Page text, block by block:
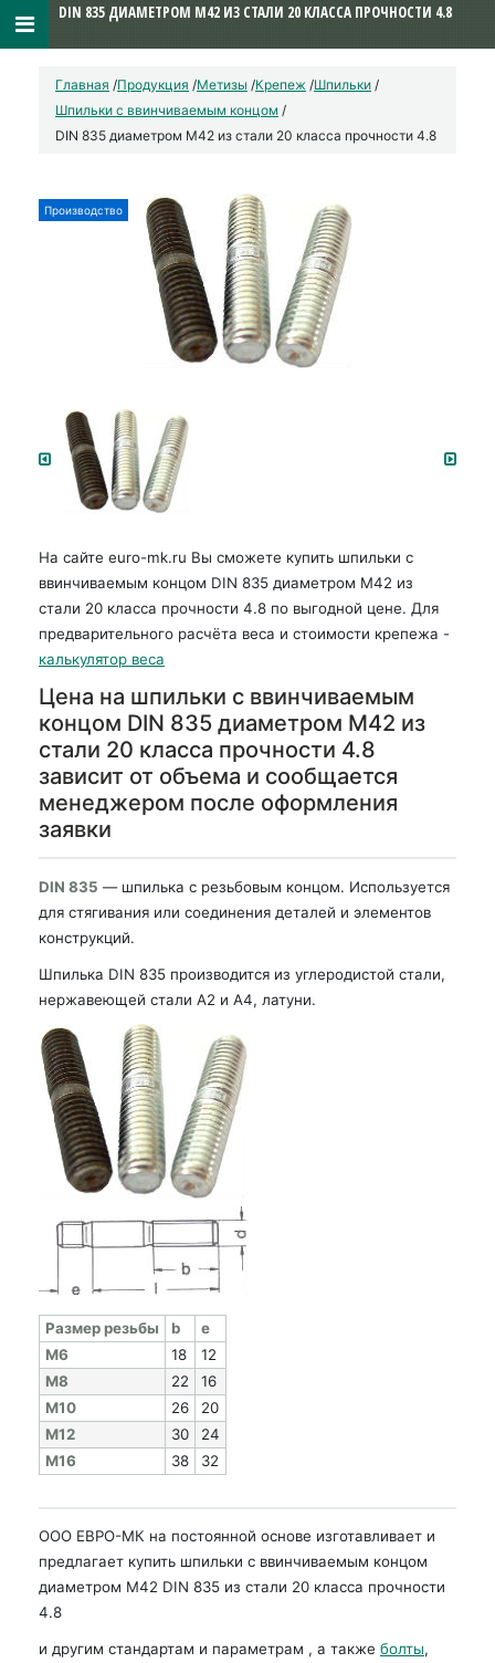
Главная /Продукция /Метизы /Крепеж /Шпильки /
Шпильки с ввинчиваемым концом /
DIN 835 диаметром М42 из стали 20 класса прочности 4.8
Производство
На сайте euro-mk.ru Вы сможете купить шпильки с
ввинчиваемым концом DIN 835 диаметром М42 из
стали 20 класса прочности 4.8 по выгодной цене. Для
предварительного расчёта веса и стоимости крепежа -
калькулятор веса
Цена на шпильки с ввинчиваемым
концом DIN 835 диаметром М42 из
стали 20 класса прочности 4.8
зависит от объема и сообщается
менеджером после оформления
заявки
DIN 835 — шпилька с резьбовым концом. Используется
для стягивания или соединения деталей и элементов
конструкций.
Шпилька DIN 835 производится из углеродистой стали,
нержавеющей стали А2 и А4, латуни.
Раз­мер резь­бы b
e
M6
18
12
M8
22
16
M10
26
20
M12
30
24
M16
38 32
ООО ЕВРО-МК на постоянной основе изготавливает и
предлагает купить шпильки с ввинчиваемым концом
диаметром М42 DIN 835 из стали 20 класса прочности
4.8
и другим стандартам и параметрам , а также болты,
DIN 835 ДИАМЕТРОМ М42 ИЗ СТАЛИ 20 КЛАССА ПРОЧНОСТИ 4.8